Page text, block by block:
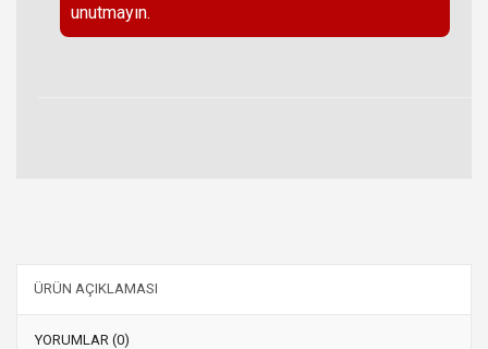
unutmayın.
ÜRÜN AÇIKLAMASI
YORUMLAR (0)